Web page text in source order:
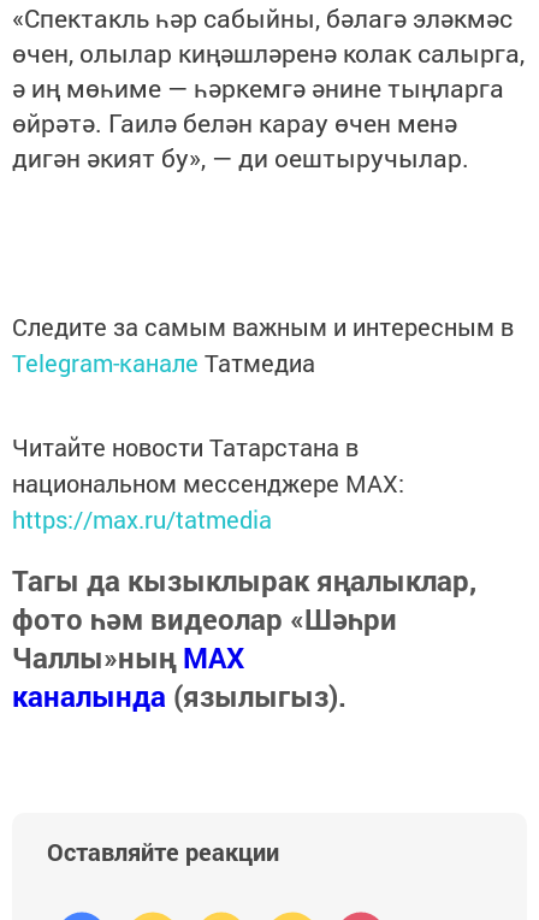
«Спектакль һәр сабыйны, бәлагә эләкмәс
өчен, олылар киңәшләренә колак салырга,
ә иң мөһиме — һәркемгә әнине тыңларга
өйрәтә. Гаилә белән карау өчен менә
дигән әкият бу», — ди оештыручылар.
Следите за самым важным и интересным в
Telegram-канале Татмедиа
Читайте новости Татарстана в
национальном мессенджере MАХ:
https://max.ru/tatmedia
Тагы да кызыклырак яңалыклар,
фото һәм видеолар «Шәһри
Чаллы»ныңMAX
каналында (язылыгыз).
Оставляйте реакции